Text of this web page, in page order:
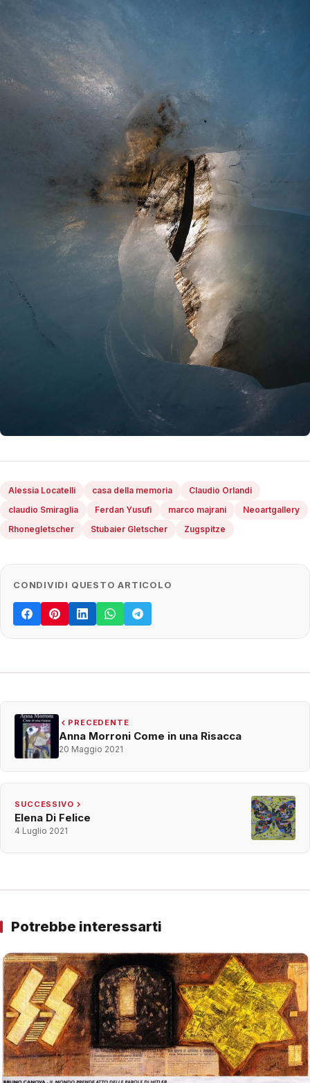
Alessia Locatelli casa della memoria
Claudio Orlandi
claudio Smiraglia
Ferdan Yusufi marco majrani
Neoartgallery
Rhonegletscher
Stubaier Gletscher Zugspitze
CONDIVIDI QUESTO ARTICOLO
PRECEDENTE
Anna Morroni Come in una Risacca
20 Maggio 2021
SUCCESSIVO
Elena Di Felice
4 Luglio 2021
Potrebbe interessarti